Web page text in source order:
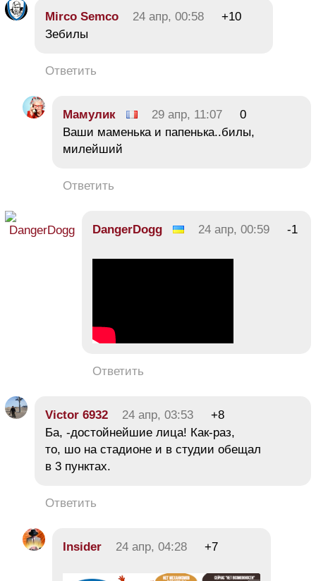
Mirco Semco 24 апр, 00:58
+10
Зебилы
Ответить
Мамулик 29 апр, 11:07
0
Ваши маменька и папенька..билы,
милейший
Ответить
DangerDogg 24 апр, 00:59 -1
Ответить
Victor 6932 24 апр, 03:53
+8
Ба, -достойнейшие лица! Как-раз,
то, шо на стадионе и в студии обещал
в 3 пунктах.
Ответить
Insider 24 апр, 04:28 +7